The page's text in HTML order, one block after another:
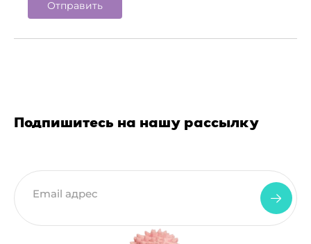
Подпишитесь на нашу рассылку